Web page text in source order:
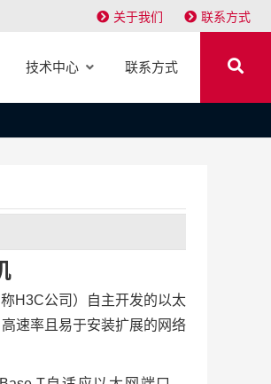
关于我们 联系方式
技术中心 联系方式
H3C公司）自主开发的以太
速率且易于安装扩展的网络